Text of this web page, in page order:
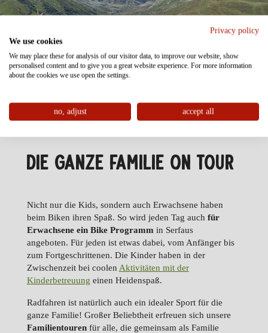
DIE GANZE FAMILIE ON TOUR
Nicht nur die Kids, sondern auch Erwachsene haben
beim Biken ihren Spaß. So wird jeden Tag auch für
Erwachsene ein Bike Programm in Serfaus
angeboten. Für jeden ist etwas dabei, vom Anfänger bis
zum Fortgeschrittenen. Die Kinder haben in der
Zwischenzeit bei coolen Aktivitäten mit der
Kinderbetreuung einen Heidenspaß.
Radfahren ist natürlich auch ein idealer Sport für die
ganze Familie! Großer Beliebtheit erfreuen sich unsere
Familientourenfür alle, die gemeinsam als Familie
Privacy policy
We use cookies
We may place these for analysis of our visitor data, to improve our website, show
personalised content and to give you a great website experience. For more information
about the cookies we use open the settings.
no, adjust accept all